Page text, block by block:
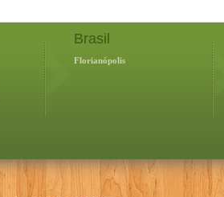
Brasil
Florianópolis